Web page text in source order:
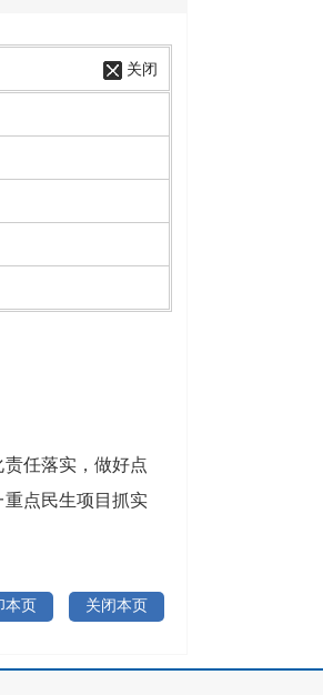
关闭
任落实，做好点
点民生项目抓实
本页 关闭本页